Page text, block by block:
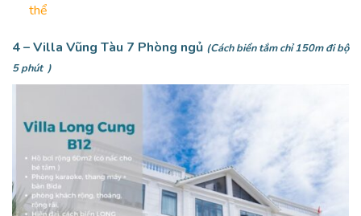
thể
4 –Villa Vũng Tàu 7 Phòng ngủ (Cách biển tắm chỉ 150m đi bộ
5 phút )